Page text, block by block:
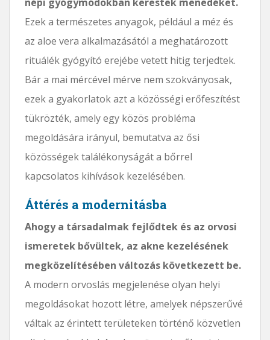
Ezek a természetes anyagok, például a méz és
az aloe vera alkalmazásától a meghatározott
rituálék gyógyító erejébe vetett hitig terjedtek.
Bár a mai mércével mérve nem szokványosak,
ezek a gyakorlatok azt a közösségi erőfeszítést
tükrözték, amely egy közös probléma
megoldására irányul, bemutatva az ősi
közösségek találékonyságát a bőrrel
kapcsolatos kihívások kezelésében.
Áttérés a modernitásba
Ahogy a társadalmak fejlődtek és az orvosi
ismeretek bővültek, az akne kezelésének
megközelítésében változás következett be.
A modern orvoslás megjelenése olyan helyi
megoldásokat hozott létre, amelyek népszerűvé
váltak az érintett területeken történő közvetlen